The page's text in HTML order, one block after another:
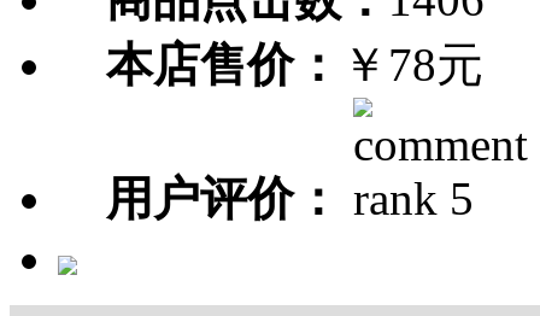
本店售价： ￥78元
用户评价：